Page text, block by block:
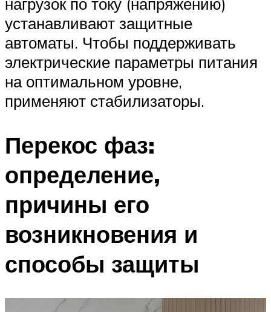
устанавливают защитные
автоматы. Чтобы поддерживать
электрические параметры питания
на оптимальном уровне,
применяют стабилизаторы.
Перекос фаз:
определение,
причины его
возникновения и
способы защиты